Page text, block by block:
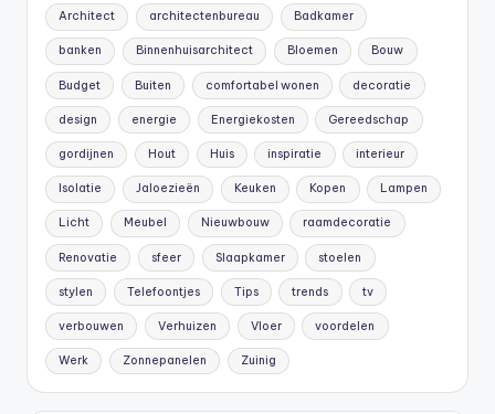
Architect architectenbureau Badkamer
banken Binnenhuisarchitect Bloemen Bouw
Budget Buiten comfortabel wonen decoratie
design energie Energiekosten Gereedschap
gordijnen Hout Huis inspiratie interieur
Isolatie Jaloezieën Keuken Kopen Lampen
Licht Meubel Nieuwbouw raamdecoratie
Renovatie sfeer Slaapkamer stoelen
stylen Telefoontjes Tips trends tv
verbouwen Verhuizen Vloer voordelen
Werk Zonnepanelen Zuinig